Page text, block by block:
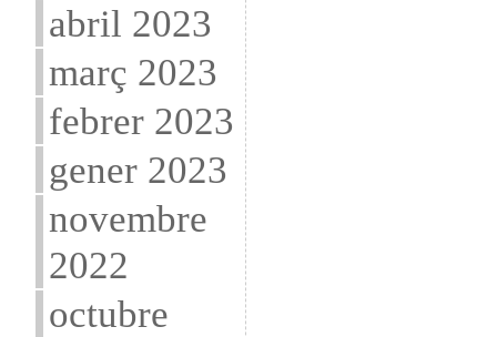
abril 2023
març 2023
febrer 2023
gener 2023
novembre
2022
octubre